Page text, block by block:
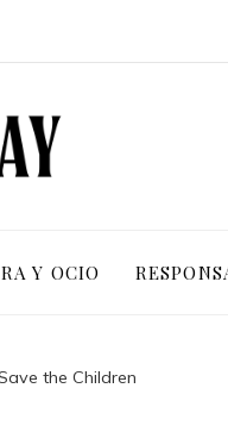
Y OCIO
the Children